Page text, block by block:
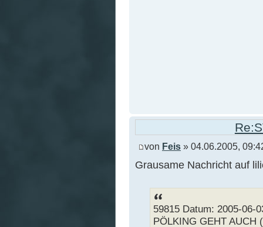
von Feis » 04.06.2005,
Grausame Nachricht auf
59815 Datum: 2005-06-
PÖLKING GEHT AUCH